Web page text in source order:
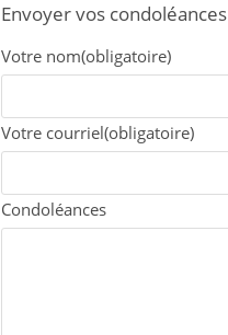
Envoyer vos condoléances
Votre nom(obligatoire)
Votre courriel(obligatoire)
Condoléances